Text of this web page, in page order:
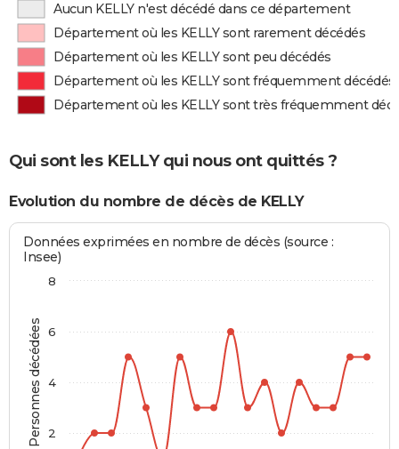
Aucun KELLY n'est décédé dans ce département
Département où les KELLY sont rarement décédés
Département où les KELLY sont peu décédés
Département où les KELLY sont fréquemment décédés
Département où les KELLY sont très fréquemment
Qui sont les KELLY qui nous ont quittés ?
Evolution du nombre de décès de KELLY
Personnes décédées
Données exprimées en nombre de décès (source :
Insee)
2
4
6
8